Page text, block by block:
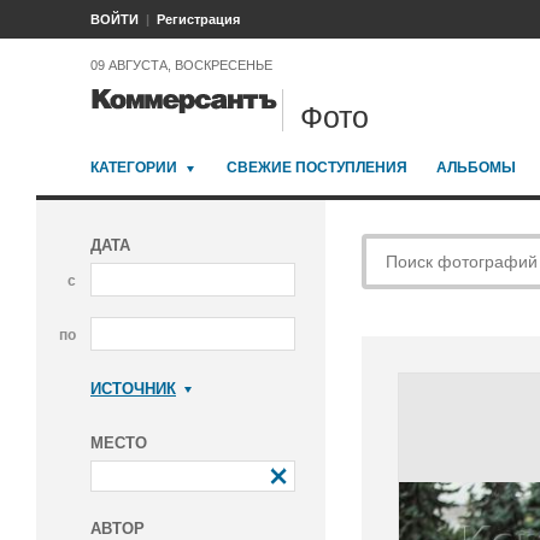
ВОЙТИ Регистрация
09 АВГУСТА, ВОСКРЕСЕНЬЕ
Фото
КАТЕГОРИИ СВЕЖИЕ ПОСТУПЛЕНИЯ АЛЬБОМЫ
ДАТА
с
по
ИСТОЧНИК
МЕСТО
АВТОР